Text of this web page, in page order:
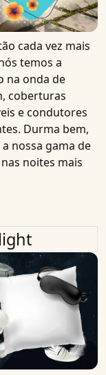
cada vez mais
temos a
na onda de
coberturas
​​e condutores
Durma bem,
nossa gama de
noites mais